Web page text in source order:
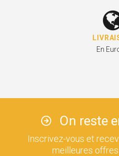
En
On reste
Inscrivez-vous et
meilleures